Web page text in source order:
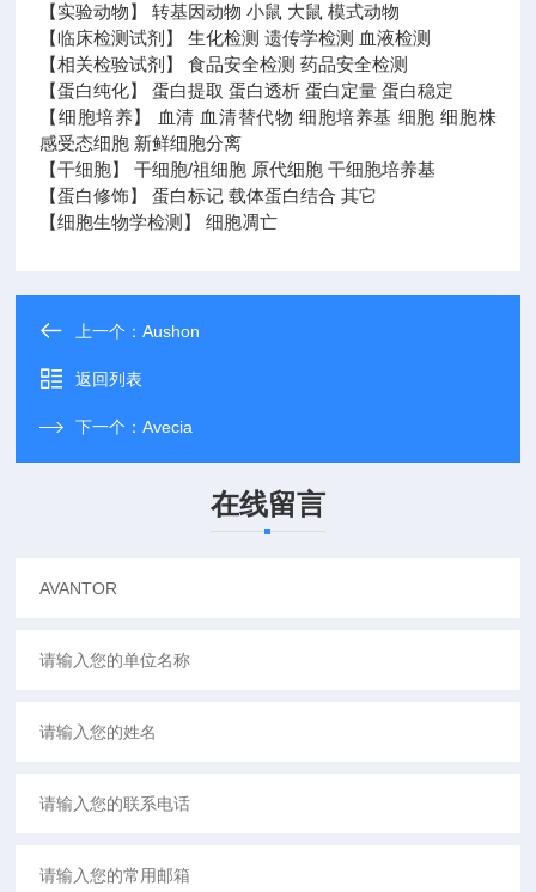
【实验动物】 转基因动物 小鼠 大鼠 模式动物
【临床检测试剂】 生化检测 遗传学检测 血液检测
【相关检验试剂】 食品安全检测 药品安全检测
【蛋白纯化】 蛋白提取 蛋白透析 蛋白定量 蛋白稳定
【细胞培养】 血清 血清替代物 细胞培养基 细胞 细胞株
感受态细胞 新鲜细胞分离
【干细胞】 干细胞/祖细胞 原代细胞 干细胞培养基
【蛋白修饰】 蛋白标记 载体蛋白结合 其它
【细胞生物学检测】 细胞凋亡
上一个：Aushon
返回列表
下一个：Avecia
在线留言